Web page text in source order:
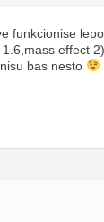
funkcionise
effect
bas nesto